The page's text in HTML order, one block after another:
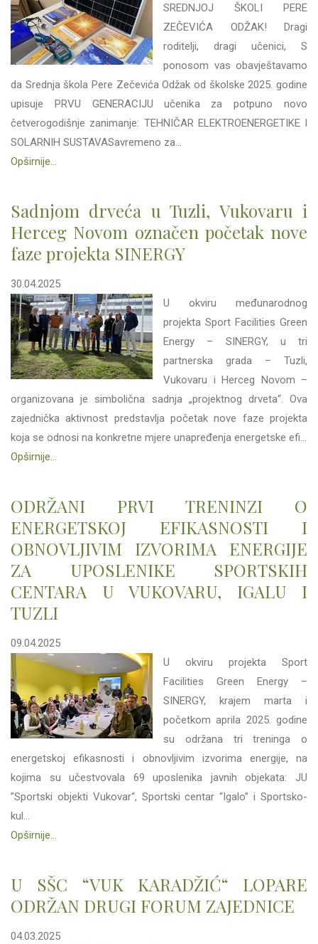
SREDNJOJ ŠKOLI PERE
ZEČEVIĆA ODŽAK! Dragi
roditelji, dragi učenici, S
ponosom vas obavještavamo
da Srednja škola Pere Zečevića Odžak od školske 2025. godine
upisuje PRVU GENERACIJU učenika za potpuno novo
četverogodišnje zanimanje: TEHNIČAR ELEKTROENERGETIKE I
SOLARNIH SUSTAVASavremeno za...
Opširnije...
Sadnjom drveća u Tuzli, Vukovaru i
Herceg Novom označen početak nove
faze projekta SINERGY
30.04.2025
U okviru međunarodnog
projekta Sport Facilities Green
Energy – SINERGY, u tri
partnerska grada – Tuzli,
Vukovaru i Herceg Novom –
organizovana je simbolična sadnja „projektnog drveta“. Ova
zajednička aktivnost predstavlja početak nove faze projekta
koja se odnosi na konkretne mjere unapređenja energetske efi...
Opširnije...
ODRŽANI PRVI TRENINZI O
ENERGETSKOJ EFIKASNOSTI I
OBNOVLJIVIM IZVORIMA ENERGIJE
ZA UPOSLENIKE SPORTSKIH
CENTARA U VUKOVARU, IGALU I
TUZLI
09.04.2025
U okviru projekta Sport
Facilities Green Energy –
SINERGY, krajem marta i
početkom aprila 2025. godine
su održana tri treninga o
energetskoj efikasnosti i obnovljivim izvorima energije, na
kojima su učestvovala 69 uposlenika javnih objekata: JU
”Sportski objekti Vukovar“, Sportski centar “Igalo” i Sportsko-
kul...
Opširnije...
U SŠC “VUK KARADŽIĆ“ LOPARE
ODRŽAN DRUGI FORUM ZAJEDNICE
04.03.2025